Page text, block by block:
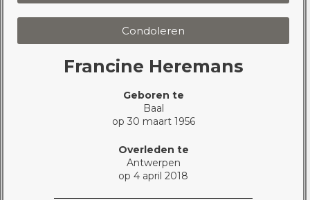
Condoleren
Francine Heremans
Geboren te
Baal
op 30 maart 1956
Overleden te
Antwerpen
op 4 april 2018